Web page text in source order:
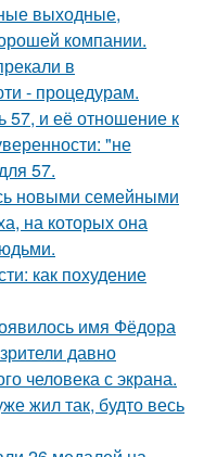
выходные,
компании.
в
- процедурам.
и её отношение к
"не
57.
новыми семейными
на которых она
как похудение
имя Фёдора
давно
человека с экрана.
жил так, будто весь